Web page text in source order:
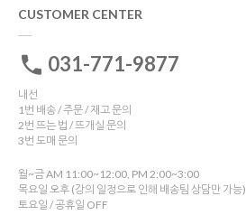
CUSTOMER CENTER
031-771-9877
내선
1번 배송 / 주문 / 재고 문의
2번 뜨는 법 / 뜨개실 문의
3번 도매 문의
월~금 AM 11:00~12:00, PM 2:00~3:00
목요일 오후 (강의 일정으로 인해 배송팀 상담만 가능)
토요일 / 공휴일 OFF